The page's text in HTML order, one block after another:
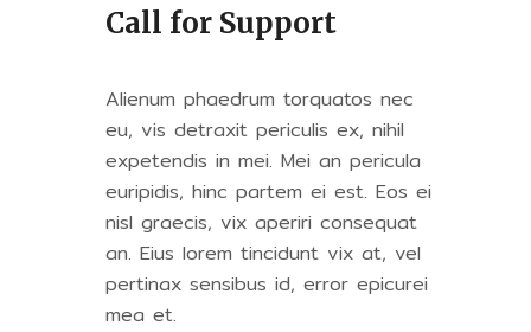
Call for Support
Alienum phaedrum torquatos nec
eu, vis detraxit periculis ex, nihil
expetendis in mei. Mei an pericula
euripidis, hinc partem ei est. Eos ei
nisl graecis, vix aperiri consequat
an. Eius lorem tincidunt vix at, vel
pertinax sensibus id, error epicurei
mea et.